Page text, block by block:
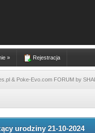
» Rejestracja
& Poke-Evo.com FORUM by
urodziny 21-10-2024